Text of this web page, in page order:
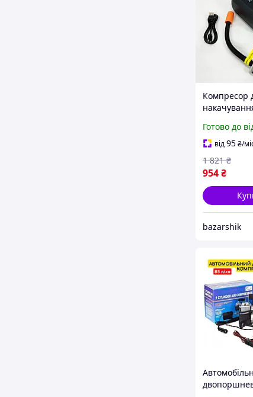
Компресор
Повітряний
насос FH-78
Готово до
від95₴/
954₴
1 821 ₴
bazarshik